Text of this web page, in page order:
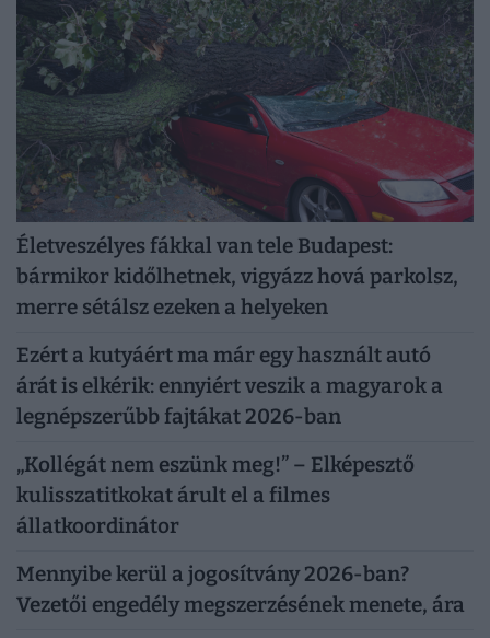
Életveszélyes fákkal van tele Budapest:
bármikor kidőlhetnek, vigyázz hová parkolsz,
merre sétálsz ezeken a helyeken
Ezért a kutyáért ma már egy használt autó
árát is elkérik: ennyiért veszik a magyarok a
legnépszerűbb fajtákat 2026-ban
„Kollégát nem eszünk meg!” – Elképesztő
kulisszatitkokat árult el a filmes
állatkoordinátor
Mennyibe kerül a jogosítvány 2026-ban?
Vezetői engedély megszerzésének menete, ára